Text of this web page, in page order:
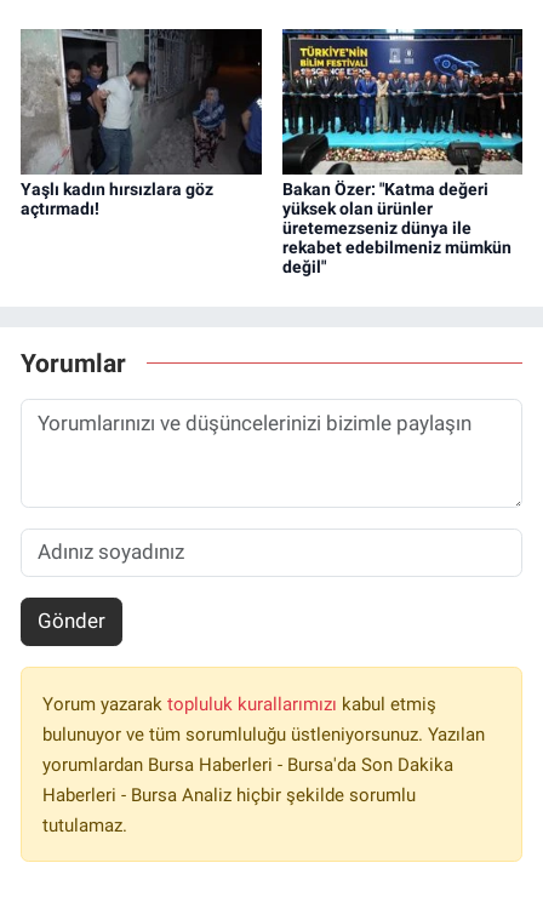
Yaşlı kadın hırsızlara göz
açtırmadı!
Bakan Özer: "Katma değeri
yüksek olan ürünler
üretemezseniz dünya ile
rekabet edebilmeniz mümkün
değil"
Yorumlar
Gönder
Yorum yazarak topluluk kurallarımızı kabul etmiş
bulunuyor ve tüm sorumluluğu üstleniyorsunuz. Yazılan
yorumlardan Bursa Haberleri - Bursa'da Son Dakika
Haberleri - Bursa Analiz hiçbir şekilde sorumlu
tutulamaz.